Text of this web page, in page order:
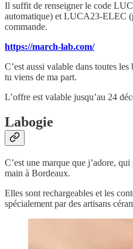
Il suffit de renseigner le code
automatique) et LUCA23-ELEC
commande.
https://march-lab.com/
C’est aussi valable dans toutes
tu viens de ma part.
L’offre est valable jusqu’au 24
Labogie
C’est une marque que j’adore,
main à Bordeaux.
Elles sont rechargeables et les
spécialement par des artisans